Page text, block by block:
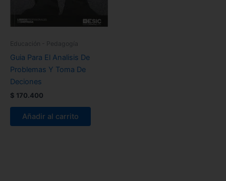
Educación - Pedagogía
Guia Para El Analisis De
Problemas Y Toma De
Deciones
$ 170.400
Añadir al carrito